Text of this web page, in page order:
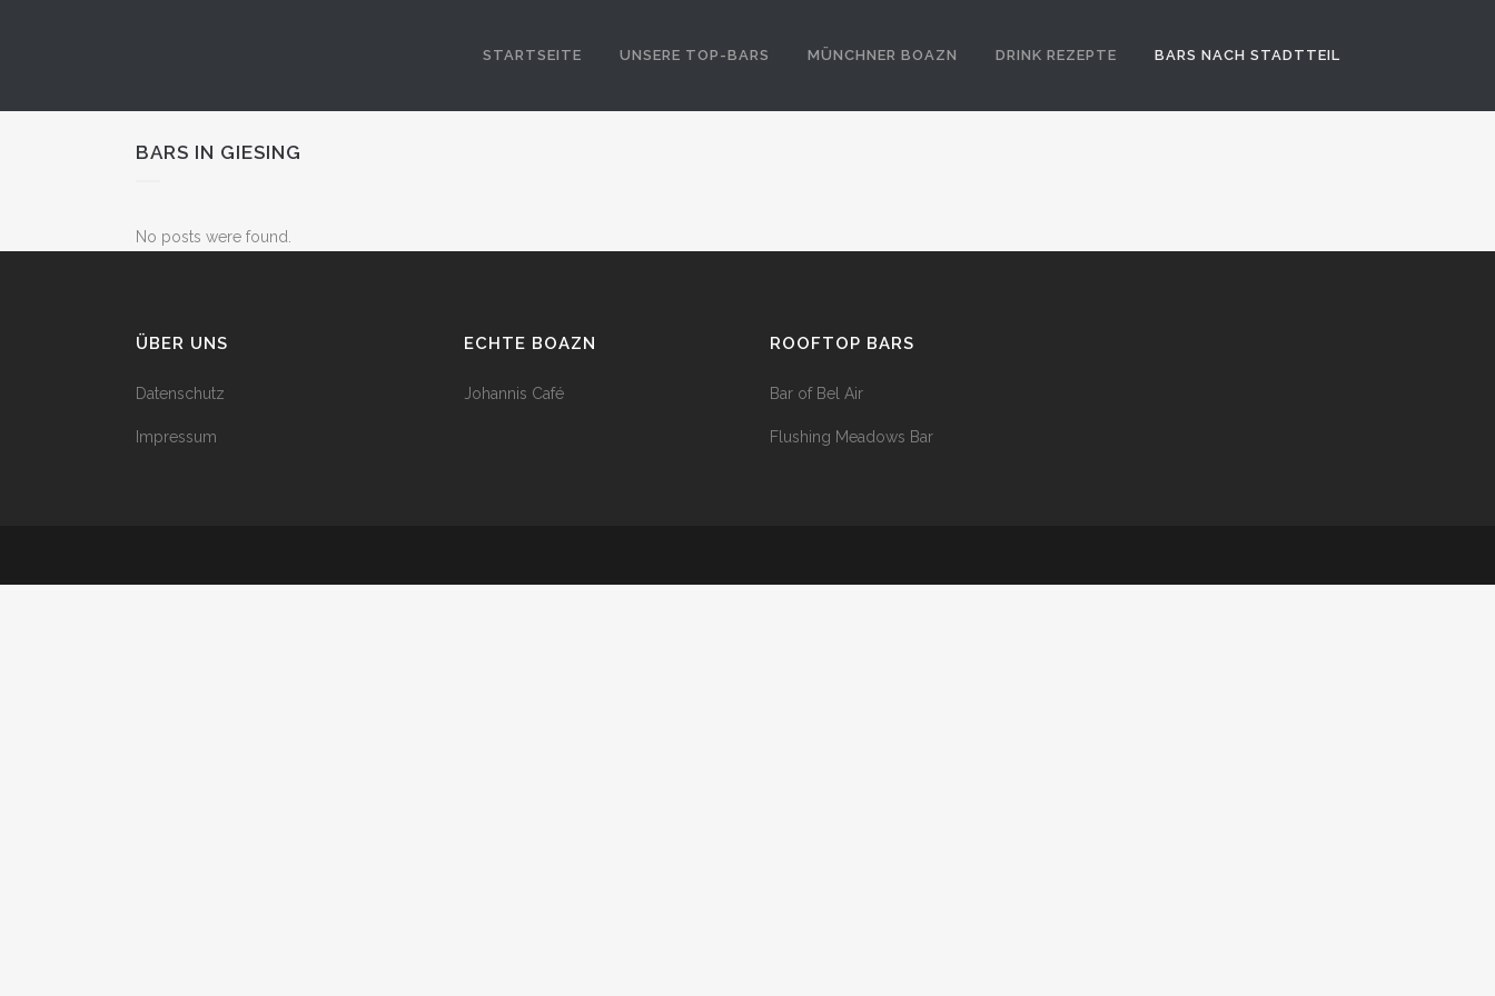
STARTSEITE UNSERE TOP-BARS MÜNCHNER BOAZN DRINK REZEPTE BARS NACH STADTTEIL
BARS IN GIESING
No posts were found.
ÜBER UNS
Datenschutz
Impressum
ECHTE BOAZN
Johannis Café
ROOFTOP BARS
Bar of Bel Air
Flushing Meadows Bar